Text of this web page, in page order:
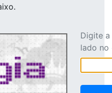
Digite
lado no